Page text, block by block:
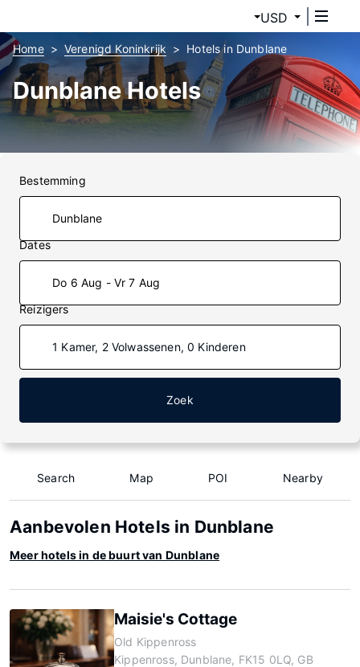
USD
Home Verenigd Koninkrijk Hotels in Dunblane
Dunblane Hotels
Bestemming
Dates
Do 6 Aug - Vr 7 Aug
Reizigers
1 Kamer, 2 Volwassenen, 0 Kinderen
Zoek
Search Map POI Nearby
Aanbevolen Hotels in Dunblane
Meer hotels in de buurt van Dunblane
Maisie's Cottage
Old Kippenross
Kippenross, Dunblane, FK15 0LQ, GB